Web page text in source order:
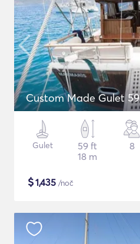
Custom Made Gulet 59
Gulet
59 ft
18 m
8
$1,435 /noč